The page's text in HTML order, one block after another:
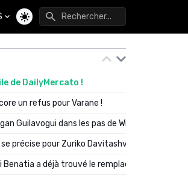
Changer de thème
de DailyMercato !
un refus pour Varane !
Guilavogui dans les pas de Will Still ?
précise pour Zuriko Davitashvili
Benatia a déjà trouvé le remplaçant de Robinio